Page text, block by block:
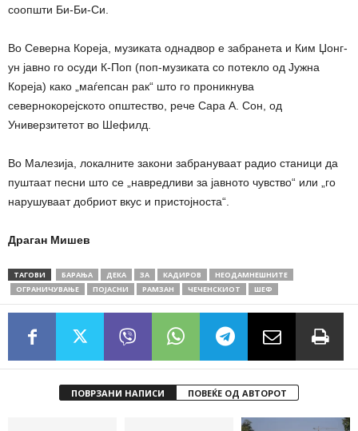
соопшти Би-Би-Си.
Во Северна Кореја, музиката однадвор е забранета и Ким Џонг-
ун јавно го осуди К-Поп (поп-музиката со потекло од Јужна
Кореја) како „маѓепсан рак“ што го проникнува
севернокорејското општество, рече Сара А. Сон, од
Универзитетот во Шефилд.
Во Малезија, локалните закони забрануваат радио станици да
пуштаат песни што се „навредливи за јавното чувство“ или „го
нарушуваат добриот вкус и пристојноста“.
Драган Мишев
ТАГОВИ БАРАЊА ДЕКА ЗА КАДИРОВ
НЕОДАМНЕШНИТЕ
ОГРАНИЧУВАЊЕ
ПОЈАСНИ РАМЗАН ЧЕЧЕНСКИОТ ШЕФ
ПОВРЗАНИ НАПИСИ ПОВЕЌЕ ОД АВТОРОТ